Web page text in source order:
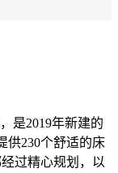
是2019年新建的
供230个舒适的床
过精心规划，以